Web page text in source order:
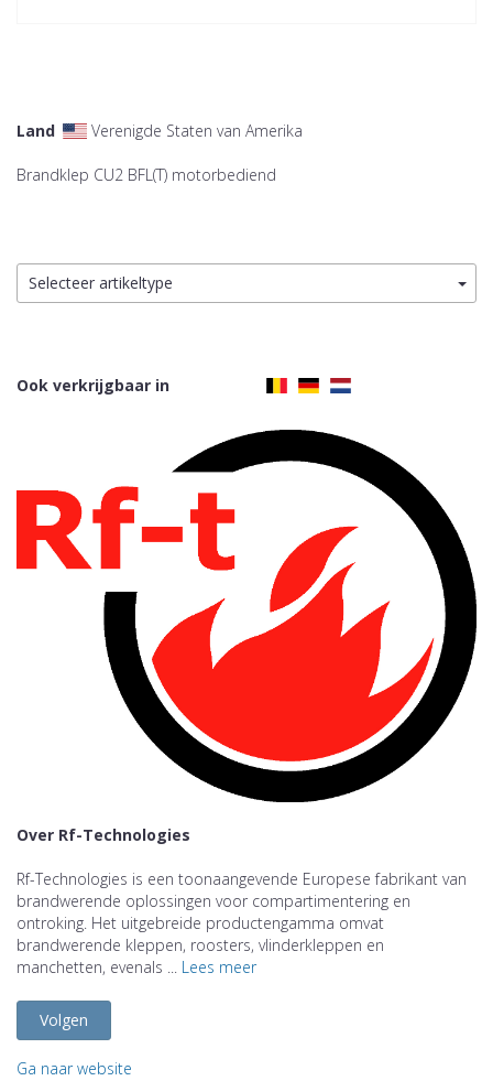
Land Verenigde Staten van Amerika
Brandklep CU2 BFL(T) motorbediend
Selecteer artikeltype
Ook verkrijgbaar in
Over Rf-Technologies
Rf-Technologies is een toonaangevende Europese fabrikant van
brandwerende oplossingen voor compartimentering en
ontroking. Het uitgebreide productengamma omvat
brandwerende kleppen, roosters, vlinderkleppen en
manchetten, evenals ... Lees meer
Volgen
Ga naar website